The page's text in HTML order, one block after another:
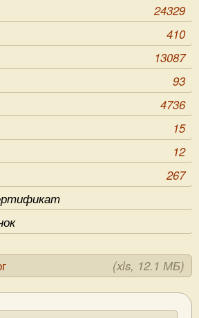
24329
410
13087
93
4736
15
12
267
(xls, 12.1 МБ)